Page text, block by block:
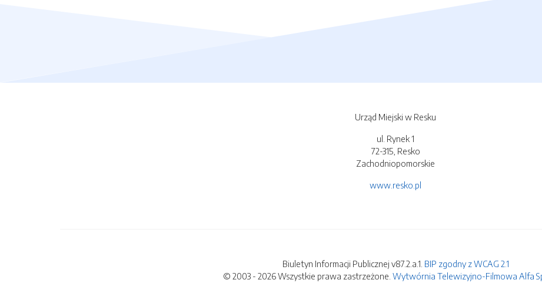
Urząd Miejski w Resku
ul. Rynek 1
72-315, Resko
Zachodniopomorskie
www.resko.pl
Biuletyn Informacji Publicznej v87.2.a.1. BIP zgodny z WCAG 2.1
© 2003 - 2026 Wszystkie prawa zastrzeżone. Wytwórnia Telewizyjno-Filmowa Alfa